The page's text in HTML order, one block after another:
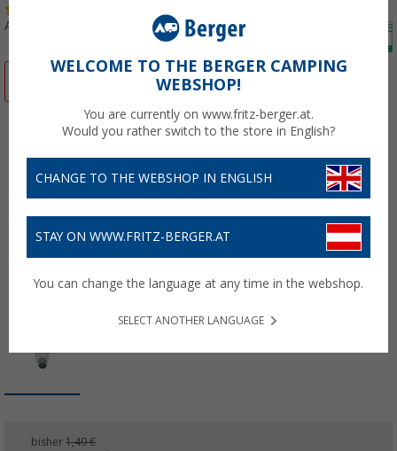
Art.-Nr.: 170650
bisher 1,49 €
WELCOME TO THE BERGER CAMPING
WEBSHOP!
You are currently on www.fritz-berger.at.
Would you rather switch to the store in English?
CHANGE TO THE WEBSHOP IN ENGLISH
STAY ON WWW.FRITZ-BERGER.AT
You can change the language at any time in the webshop.
SELECT ANOTHER LANGUAGE